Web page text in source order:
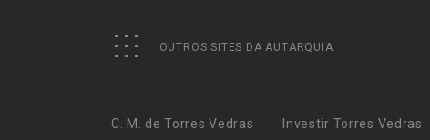
OUTROS SITES DA AUTARQUIA
C. M. de Torres Vedras
Investir Torres Vedras